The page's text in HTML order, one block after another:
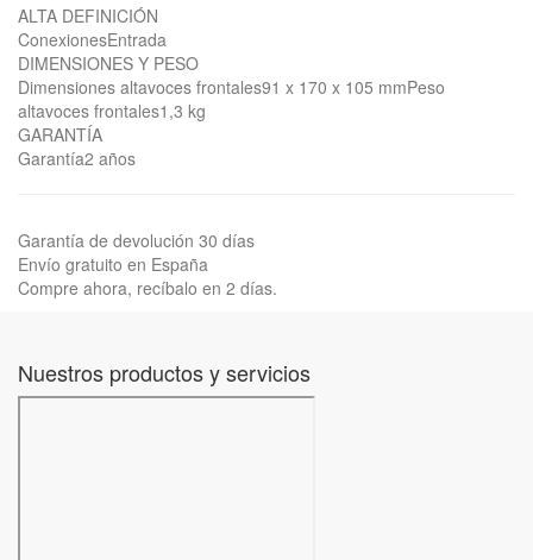
ALTA DEFINICIÓN
ConexionesEntrada
DIMENSIONES Y PESO
Dimensiones altavoces frontales91 x 170 x 105 mmPeso
altavoces frontales1,3 kg
GARANTÍA
Garantía2 años
Garantía de devolución 30 días
Envío gratuito en España
Compre ahora, recíbalo en 2 días.
Nuestros productos y servicios